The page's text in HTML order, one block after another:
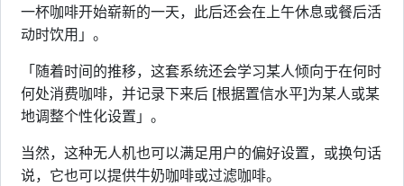
一杯咖啡开始崭新的一天，此后还会在上午休息或餐后活
动时饮用」。
「随着时间的推移，这套系统还会学习某人倾向于在何时
何处消费咖啡，并记录下来后 [根据置信水平]为某人或某
地调整个性化设置」。
当然，这种无人机也可以满足用户的偏好设置，或换句话
说，它也可以提供牛奶咖啡或过滤咖啡。